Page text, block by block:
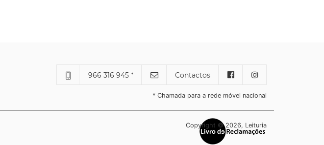
966 316 945 * Contactos
* Chamada para a rede móvel nacional
Copyright © 2026, Leituria